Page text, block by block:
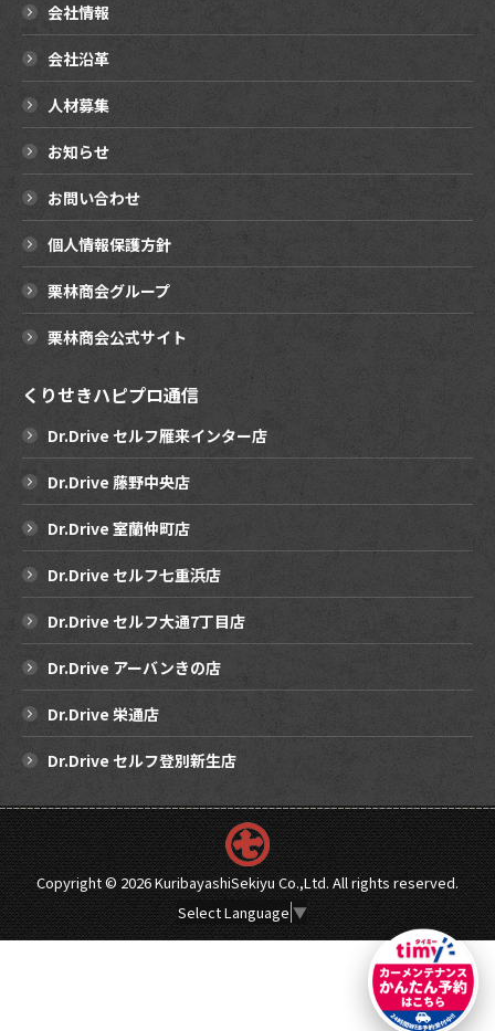
会社情報
会社沿革
人材募集
お知らせ
お問い合わせ
個人情報保護方針
栗林商会グループ
栗林商会公式サイト
くりせきハピプロ通信
Dr.Drive セルフ雁来インター店
Dr.Drive 藤野中央店
Dr.Drive 室蘭仲町店
Dr.Drive セルフ七重浜店
Dr.Drive セルフ大通7丁目店
Dr.Drive アーバンきの店
Dr.Drive 栄通店
Dr.Drive セルフ登別新生店
Copyright ©2026 KuribayashiSekiyu Co.,Ltd. All rights reserved.
Select Language ▼